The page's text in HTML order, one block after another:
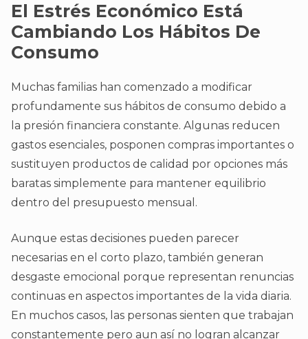
El Estrés Económico Está
Cambiando Los Hábitos De
Consumo
Muchas familias han comenzado a modificar
profundamente sus hábitos de consumo debido a
la presión financiera constante. Algunas reducen
gastos esenciales, posponen compras importantes o
sustituyen productos de calidad por opciones más
baratas simplemente para mantener equilibrio
dentro del presupuesto mensual.
Aunque estas decisiones pueden parecer
necesarias en el corto plazo, también generan
desgaste emocional porque representan renuncias
continuas en aspectos importantes de la vida diaria.
En muchos casos, las personas sienten que trabajan
constantemente pero aun así no logran alcanzar